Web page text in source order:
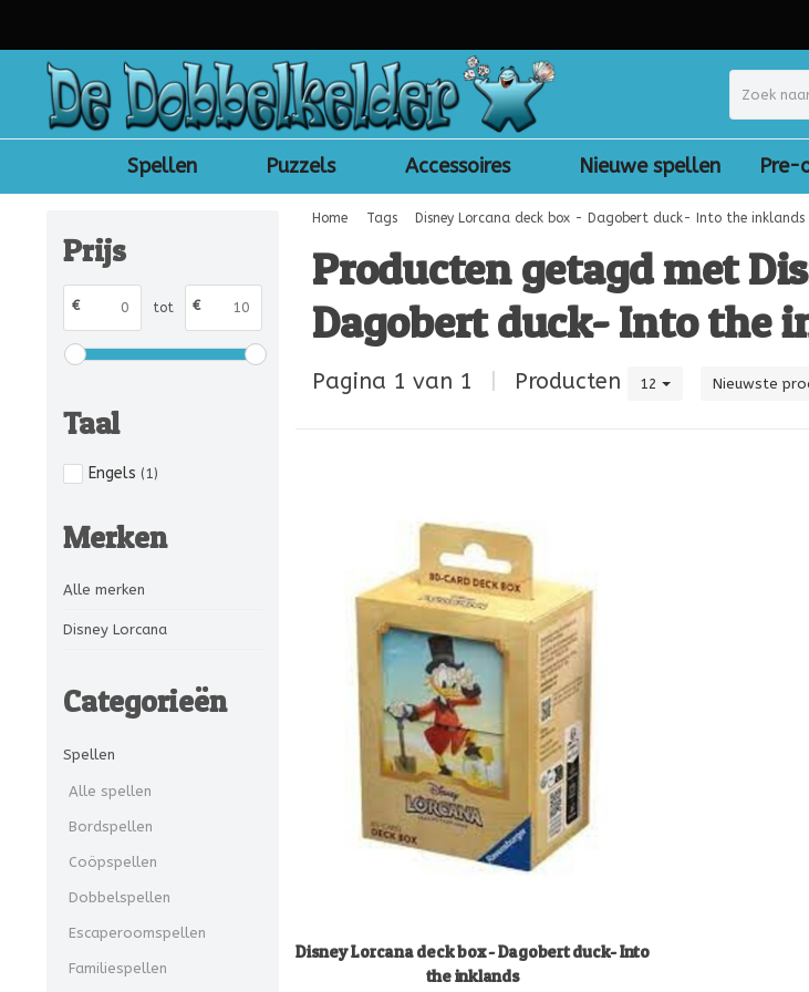
Spellen Puzzels Accessoires Nieuwe spellen Pre-
Prijs
€ tot €
Taal
Engels (1)
Merken
Alle merken
Disney Lorcana
Categorieën
Spellen
Alle spellen
Bordspellen
Coöpspellen
Dobbelspellen
Escaperoomspellen
Familiespellen
Home Tags Disney Lorcana deck box - Dagobert duck- Into the inklands
Producten getagd met
Dagobert duck- Into the
Pagina 1 van 1 Producten 12 Nieuwste
Disney Lorcana deck box - Dagobert duck- Into
the inklands